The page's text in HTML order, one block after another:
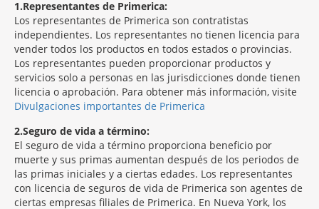
1 Representantes de Primerica:
Los representantes de Primerica son contratistas
independientes. Los representantes no tienen licencia para
vender todos los productos en todos estados o provincias.
Los representantes pueden proporcionar productos y
servicios solo a personas en las jurisdicciones donde tienen
licencia o aprobación. Para obtener más información, visite
Divulgaciones importantes de Primerica
2 Seguro de vida a término:
El seguro de vida a término proporciona beneficio por
muerte y sus primas aumentan después de los periodos de
las primas iniciales y a ciertas edades. Los representantes
con licencia de seguros de vida de Primerica son agentes de
ciertas empresas filiales de Primerica. En Nueva York, los